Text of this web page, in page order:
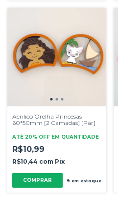
Acrilico Orelha Princesas
60*50mm [2 Camadas] [Par]
ATÉ 20% OFF EM QUANTIDADE
R$10,99
R$10,44 com Pix
9 em estoque